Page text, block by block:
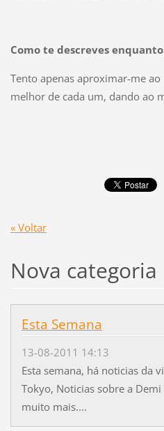
Como te descreves enquanto
Tento apenas aproximar-me ao
melhor de cada um, dando ao
« Voltar
Nova categoria
Esta Semana
13-08-2011 14:13
Esta semana, há noticias da
Tokyo, Noticias sobre a
muito mais....